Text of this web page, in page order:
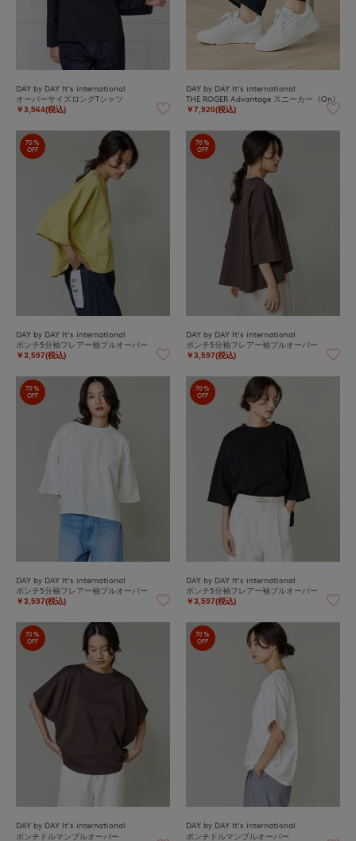
DAY by DAY It's international
オーバーサイズロングTシャツ
￥3,564(税込)
DAY by DAY It's international
THE ROGER Advantage スニーカー《On》
￥7,920(税込)
70%
OFF
DAY by DAY It's international
ポンチ5分袖フレアー袖プルオーバー
￥3,597(税込)
70%
OFF
DAY by DAY It's international
ポンチ5分袖フレアー袖プルオーバー
￥3,597(税込)
70%
OFF
DAY by DAY It's international
ポンチ5分袖フレアー袖プルオーバー
￥3,597(税込)
70%
OFF
DAY by DAY It's international
ポンチ5分袖フレアー袖プルオーバー
￥3,597(税込)
70%
OFF
DAY by DAY It's international
ポンチドルマンプルオーバー
70%
OFF
DAY by DAY It's international
ポンチドルマンプルオーバー